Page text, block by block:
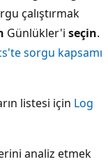
çalıştırmak
Günlükler'i seçin.
sorgu kapsamı
listesi için Log
analiz etmek